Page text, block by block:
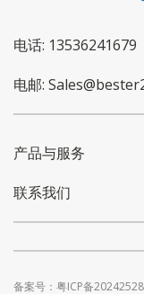
电话: 13536241679
电邮:
产品与服务
联系我们
备案号：粤ICP备